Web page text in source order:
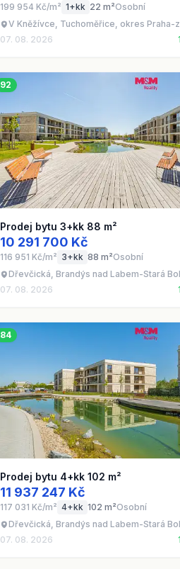
199 954 Kč/m² 1+kk 22 m²Osobní
V Kněžívce, Tuchoměřice, okres Praha-
07. 08. 2026
92
Prodej bytu 3+kk 88 m²
10 291 700 Kč
116 951 Kč/m² 3+kk 88 m²Osobní
Dřevčická, Brandýs nad Labem-Stará
07. 08. 2026
84
Prodej bytu 4+kk 102 m²
11 937 247 Kč
117 031 Kč/m² 4+kk 102 m²Osobní
Dřevčická, Brandýs nad Labem-Stará
07. 08. 2026